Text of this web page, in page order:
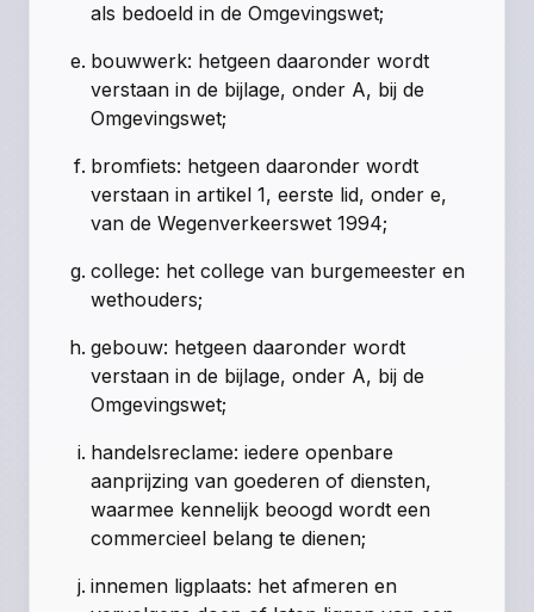
als bedoeld inde Omgevingswet;
bouwwerk: hetgeen daaronder wordt
verstaan in de bijlage, onder A, bij de
Omgevingswet;
bromfiets: hetgeen daaronder wordt
verstaan in artikel 1, eerste lid, onder e,
van de Wegenverkeerswet 1994;
college: het college van burgemeester en
wethouders;
gebouw: hetgeen daaronder wordt
verstaan in de bijlage, onder A, bij de
Omgevingswet;
handelsreclame: iedere openbare
aanprijzing van goederen of diensten,
waarmee kennelijk beoogd wordt een
commercieel belang te dienen;
innemen ligplaats: het afmeren en